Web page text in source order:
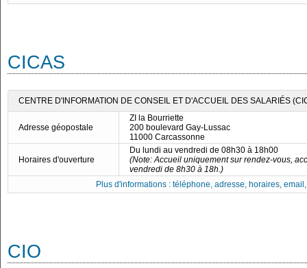
CICAS
CENTRE D'INFORMATION DE CONSEIL ET D'ACCUEIL DES SALARIÉS
Adresse géopostale
ZI la Bourriette
200 boulevard Gay-Lussac
11000 Carcassonne
Horaires d'ouverture
Du lundi au vendredi de 08h30 à 18h00
(Note: Accueil uniquement sur rendez-vous,
vendredi de 8h30 à 18h.)
Plus d'informations : téléphone, adresse, horaires,
CIO